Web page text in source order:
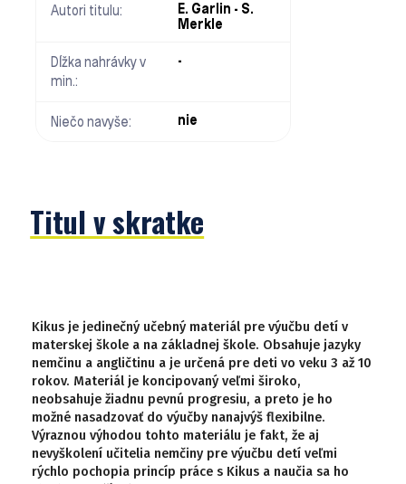
Titul v skratke
Kikus je jedinečný učebný materiál pre výučbu detí v
materskej škole a na základnej škole. Obsahuje jazyky
nemčinu a angličtinu a je určená pre deti vo veku 3 až 10
rokov. Materiál je koncipovaný veľmi široko,
neobsahuje žiadnu pevnú progresiu, a preto je ho
možné nasadzovať do výučby nanajvýš flexibilne.
Výraznou výhodou tohto materiálu je fakt, že aj
nevyškolení učitelia nemčiny pre výučbu detí veľmi
rýchlo pochopia princíp práce s Kikus a naučia sa ho
Autori titulu:
E. Garlin - S.
Merkle
Dĺžka nahrávky v
min.:
-
Niečo navyše: nie